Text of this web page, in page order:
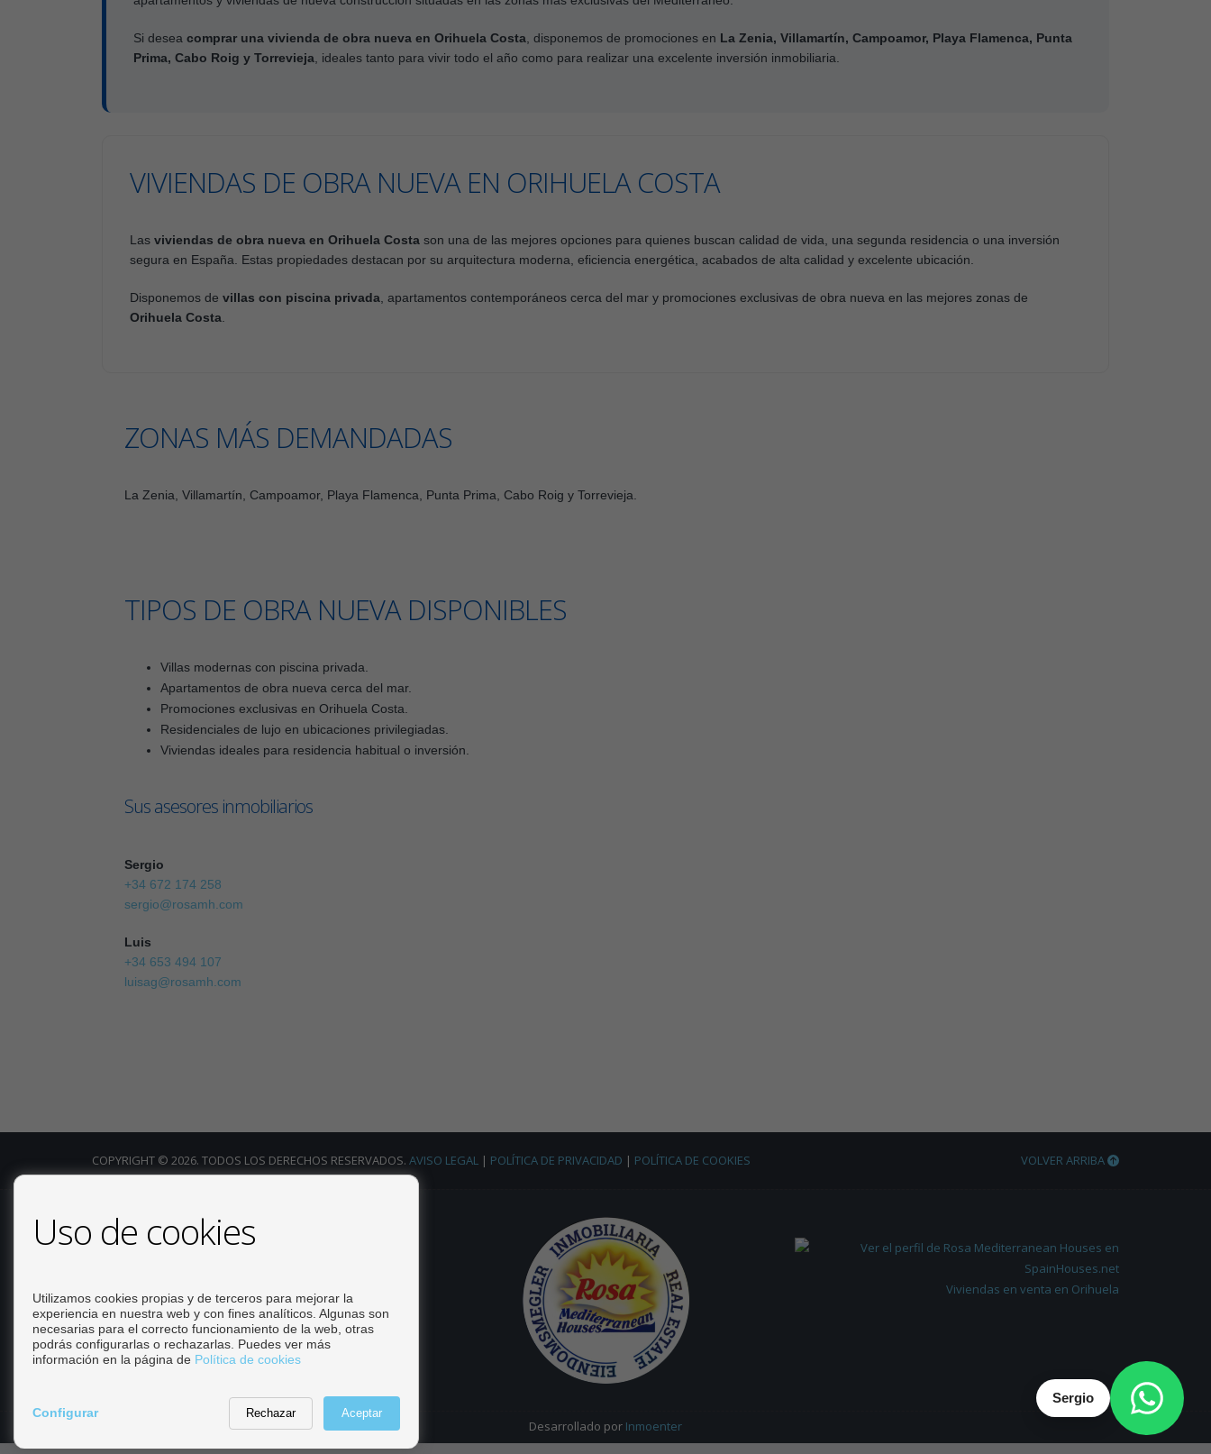
Si deseacomprar una vivienda de obra nueva en Orihuela Costa , disponemos de promociones en La Zenia, Villamartín, Campoamor, Playa Flamenca, Punta
Prima, Cabo Roig y Torrevieja , ideales tanto para vivir todo el año como para realizar una excelente inversión inmobiliaria.
VIVIENDAS DE OBRA NUEVA EN ORIHUELA COSTA
Lasviviendas de obra nueva en Orihuela Costa son una de las mejores opciones para quienes buscan calidad de vida, una segunda residencia o una inversión
segura en España. Estas propiedades destacan por su arquitectura moderna, eficiencia energética, acabados de alta calidad y excelente ubicación.
Disponemos devillas con piscina privada , apartamentos contemporáneos cerca del mar y promociones exclusivas de obra nueva en las mejores zonas de
Orihuela Costa
ZONAS MÁS DEMANDADAS
La Zenia, Villamartín, Campoamor, Playa Flamenca, Punta Prima, Cabo Roig y Torrevieja.
TIPOS DE OBRA NUEVA DISPONIBLES
Villas modernas con piscina privada.
Apartamentos de obra nueva cerca del mar.
Promociones exclusivas en Orihuela Costa.
Residenciales de lujo en ubicaciones privilegiadas.
Viviendas ideales para residencia habitual o inversión.
Sus asesores inmobiliarios
Sergio
+34 672 174 258
sergio@rosamh.com
Luis
+34 653 494 107
luisag@rosamh.com
COPYRIGHT © 2026. TODOS LOS DERECHOS RESERVADOS. AVISO LEGAL | POLÍTICA DE PRIVACIDAD | POLÍTICA DE COOKIES VOLVER ARRIBA
Calle Escorpio, 4 Local 25 - La Florida. 03189 Orihuela
(Alicante) Contacto oficina: +34 965328074
Viviendas en venta en Orihuela
Desarrollado por Inmoenter
Uso de cookies
Utilizamos cookies propias y de terceros para mejorar la
experiencia en nuestra web y con fines analíticos. Algunas son
necesarias para el correcto funcionamiento de la web, otras
podrás configurarlas o rechazarlas. Puedes ver más
información en la página de Política de cookies
Configurar
Sergio